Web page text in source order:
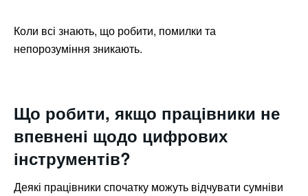
Коли всі знають, що робити, помилки та
непорозуміння зникають.
Що робити, якщо працівники не
впевнені щодо цифрових
інструментів?
Деякі працівники спочатку можуть відчувати сумніви